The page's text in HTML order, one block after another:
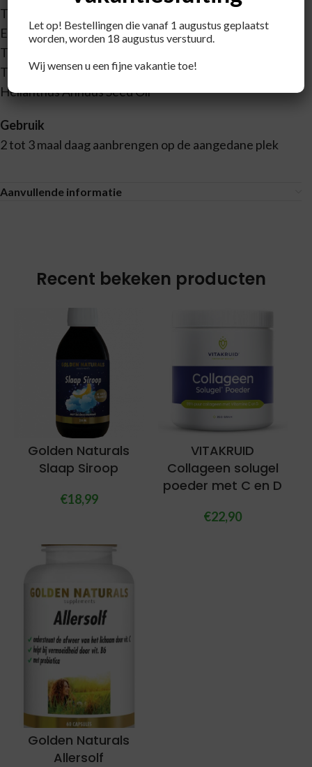
Tocopherol,
Ethylhexylglycerin,
Tocopheryl Acetate,
Tetrasodium Glutamate Diacetate,
Helianthus Annuus Seed Oil
Gebruik
2 tot 3 maal daag aanbrengen op de aangedane plek
Aanvullende informatie
Recent bekeken producten
Golden Naturals
Slaap Siroop
€18,99
VITAKRUID
Collageen solugel
poeder met C en D
€22,90
Golden Naturals
Allersolf
Let op! Bestellingen die vanaf 1 augustus geplaatst
worden, worden 18 augustus verstuurd.
Wij wensen u een fijne vakantie toe!